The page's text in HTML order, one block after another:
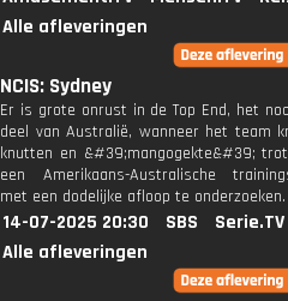
Alle afleveringen
NCIS: Sydney
Er is grote onrust in de Top End, het
deel van Australië, wanneer het team
knutten en &#39;mangogekte&#39;
een Amerikaans-Australische
met een dodelijke afloop te onderzoeken.
14-07-2025 20:30 SBS
Serie.TV
Alle afleveringen